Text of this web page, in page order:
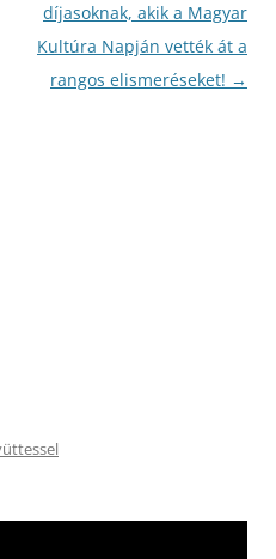
díjasoknak, akik a Magyar
Kultúra Napján vették át a
rangos elismeréseket! →